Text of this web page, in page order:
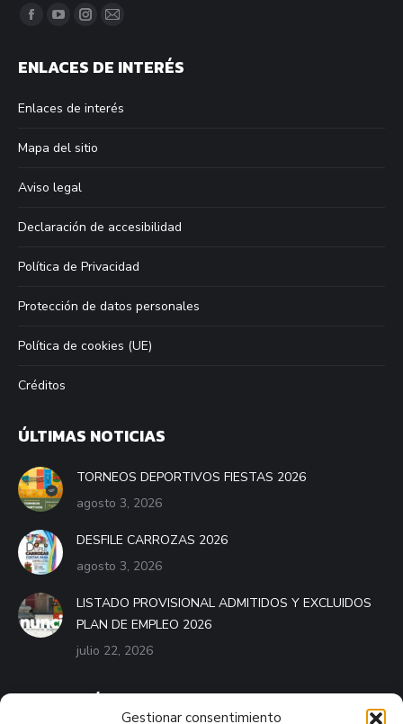
Gestionar consentimiento
Find us on:
Facebook
opens
new
window
YouTube
opens
new
window
Instagram
opens
new
window
Mail
opens
new
ENLACES DE INTERÉS
Enlaces de interés
Mapa del sitio
Aviso legal
Declaración de accesibilidad
Política de Privacidad
Protección de datos personales
Política de cookies (UE)
Créditos
ÚLTIMAS NOTICIAS
TORNEOS DEPORTIVOS FIESTAS 2026
agosto 3, 2026
DESFILE CARROZAS 2026
agosto 3, 2026
LISTADO PROVISIONAL ADMITIDOS Y EXCLUIDOS
PLAN DE EMPLEO 2026
julio 22, 2026
BANDO MÓVIL